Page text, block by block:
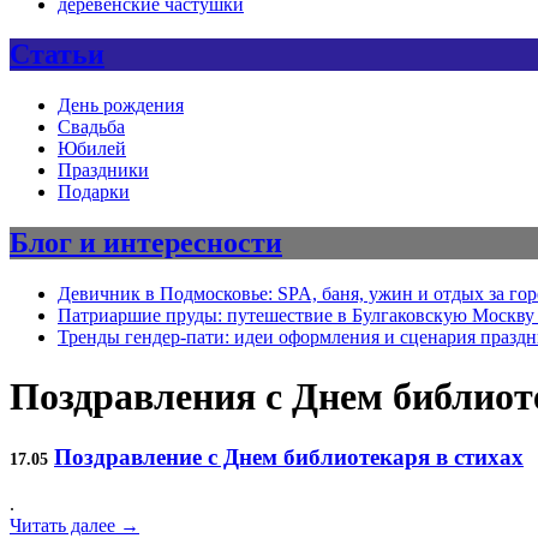
Статьи
День рождения
Свадьба
Юбилей
Праздники
Подарки
Блог и интересности
Девичник в Подмосковье: SPA, баня, ужин и отдых за
Патриаршие пруды: путешествие в Булгаковскую Москву
Тренды гендер-пати: идеи оформления и сценария
Поздравления с Днем
17.05 Поздравление с Днем библиотекаря в стихах
.
Читать далее →